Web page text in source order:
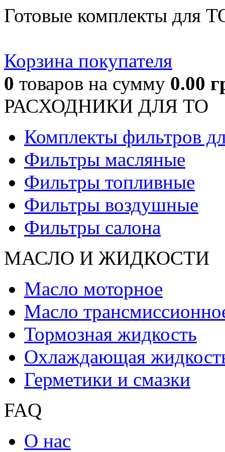
Готовые комплекты для
Корзина покупателя
0 товаров на сумму 0.00
РАСХОДНИКИ ДЛЯ ТО
Комплекты фильтров
Фильтры масляные
Фильтры топливные
Фильтры воздушные
Фильтры салона
МАСЛО И ЖИДКОCТИ
Масло моторное
Масло
Тормозная жидкость
Охлаждающая
Герметики и смазки
FAQ
О нас